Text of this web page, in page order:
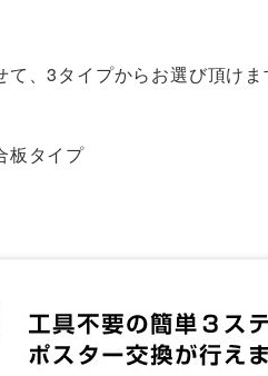
、3タイプからお選び頂け
板タイプ